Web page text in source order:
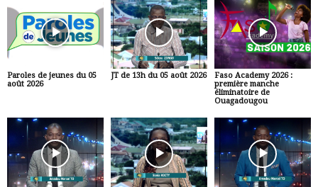
Paroles de jeunes du 05
août 2026
JT de 13h du 05 août 2026
Faso Academy 2026 :
première manche
éliminatoire de
Ouagadougou